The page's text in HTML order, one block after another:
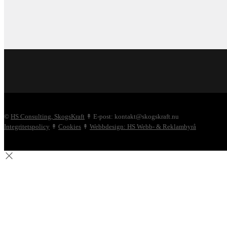
© HS Consulting, SkogsKraft ↟ E-post: kontakt@skogskraft.nu
Integritetspolicy ↟ Cookies ↟ Webbdesign: HS Webb- & Reklambyrå